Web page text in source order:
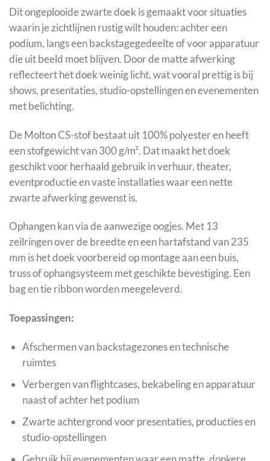
Dit ongeplooide zwarte doek is gemaakt voor situaties
waarin je zichtlijnen rustig wilt houden: achter een
podium, langs een backstagegedeelte of voor apparatuur
die uit beeld moet blijven. Door de matte afwerking
reflecteert het doek weinig licht, wat vooral prettig is bij
shows, presentaties, studio-opstellingen en evenementen
met belichting.
De Molton CS-stof bestaat uit 100% polyester en heeft
een stofgewicht van 300 g/m². Dat maakt het doek
geschikt voor herhaald gebruik in verhuur, theater,
eventproductie en vaste installaties waar een nette
zwarte afwerking gewenst is.
Ophangen kan via de aanwezige oogjes. Met 13
zeilringen over de breedte en een hartafstand van 235
mm is het doek voorbereid op montage aan een buis,
truss of ophangsysteem met geschikte bevestiging. Een
bag en tie ribbon worden meegeleverd.
Toepassingen:
Afschermen van backstagezones en technische
ruimtes
Verbergen van flightcases, bekabeling en apparatuur
naast of achter het podium
Zwarte achtergrond voor presentaties, producties en
studio-opstellingen